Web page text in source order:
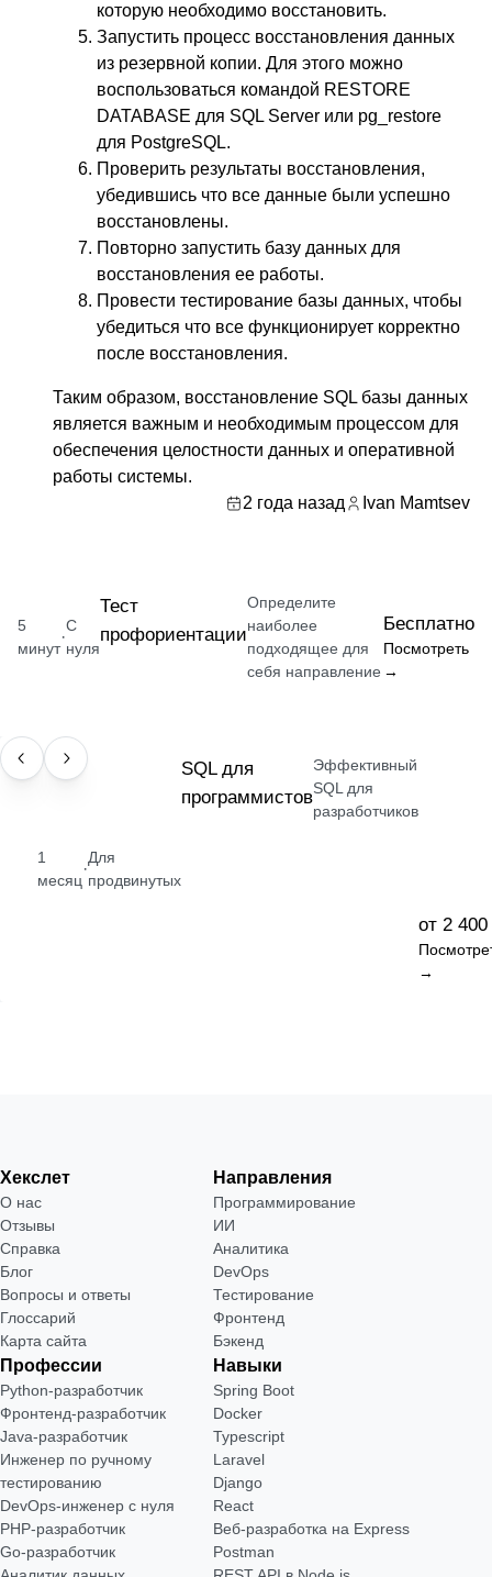
которую необходимо восстановить.
Запустить процесс восстановления данных
из резервной копии. Для этого можно
воспользоваться командой RESTORE
DATABASE для SQL Server или pg_restore
для PostgreSQL.
Проверить результаты восстановления,
убедившись что все данные были успешно
восстановлены.
Повторно запустить базу данных для
восстановления ее работы.
Провести тестирование базы данных, чтобы
убедиться что все функционирует корректно
после восстановления.
Таким образом, восстановление SQL базы данных
является важным и необходимым процессом для
обеспечения целостности данных и оперативной
работы системы.
2 года назад
Ivan Mamtsev
5
минут
·
С
нуля
Тест
профориентации
Определите
наиболее
подходящее для
себя направление
Бесплатно
Посмотреть
→
НАВЫК
1
месяц
·
Для
продвинутых
SQL для
программистов
Эффективный
SQL для
разработчиков
от 2
→
Хекслет
О нас
Отзывы
Справка
Блог
Вопросы и ответы
Глоссарий
Карта сайта
Направления
Программирование
ИИ
Аналитика
DevOps
Тестирование
Фронтенд
Бэкенд
Профессии
Python-разработчик
Фронтенд-разработчик
Java-разработчик
Инженер по ручному
тестированию
DevOps-инженер с нуля
РНР-разработчик
Go-разработчик
Навыки
Spring Boot
Docker
Typescript
Laravel
Django
React
Веб-разработка на Express
Postman